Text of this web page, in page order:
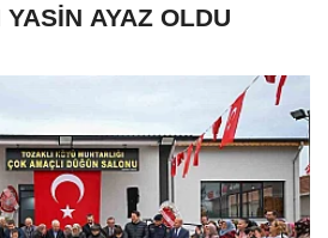
AYAZ OLDU